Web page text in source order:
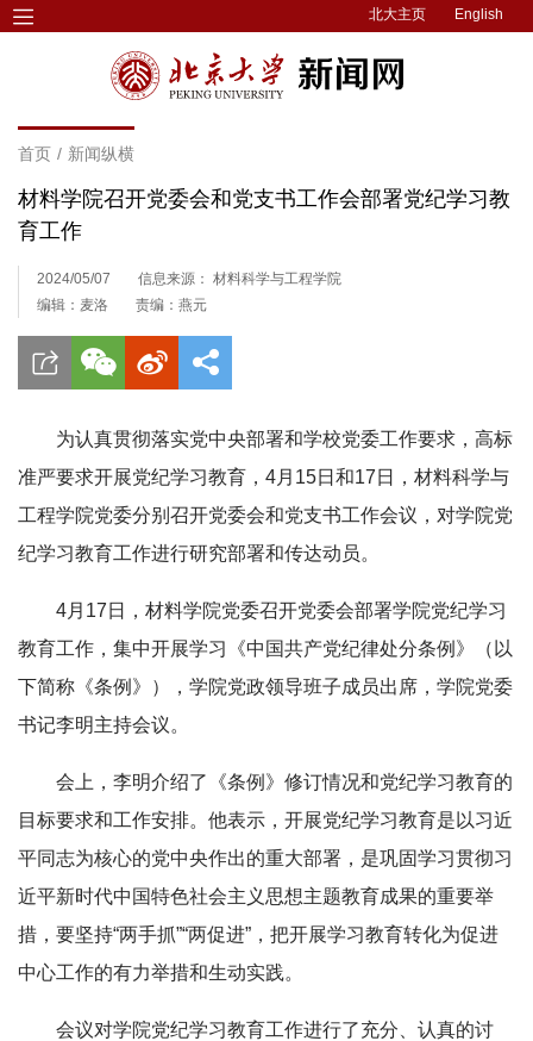
北大主页 English
首页 / 新闻纵横
材料学院召开党委会和党支书工作会部署党纪学习教
育工作
2024/05/07
信息来源： 材料科学与工程学院
编辑：麦洛
责编：燕元
为认真贯彻落实党中央部署和学校党委工作要求，高标
准严要求开展党纪学习教育，4月15日和17日，材料科学与
工程学院党委分别召开党委会和党支书工作会议，对学院党
纪学习教育工作进行研究部署和传达动员。
4月17日，材料学院党委召开党委会部署学院党纪学习
教育工作，集中开展学习《中国共产党纪律处分条例》（以
下简称《条例》），学院党政领导班子成员出席，学院党委
书记李明主持会议。
会上，李明介绍了《条例》修订情况和党纪学习教育的
目标要求和工作安排。他表示，开展党纪学习教育是以习近
平同志为核心的党中央作出的重大部署，是巩固学习贯彻习
近平新时代中国特色社会主义思想主题教育成果的重要举
措，要坚持“两手抓”“两促进”，把开展学习教育转化为促进
中心工作的有力举措和生动实践。
会议对学院党纪学习教育工作进行了充分、认真的讨